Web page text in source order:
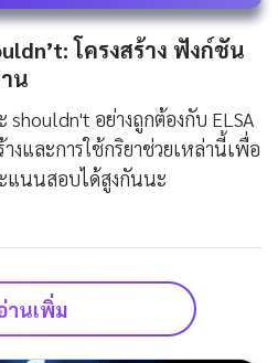
โครงสร้าง ฟังก์ชัน
น
shouldn't อย่างถูกต้องกับ ELSA
งและการใช้กริยาช่วยเหล่านี้เพื่อ
แนนสอบได้สูงกันนะ
านเพิ่ม